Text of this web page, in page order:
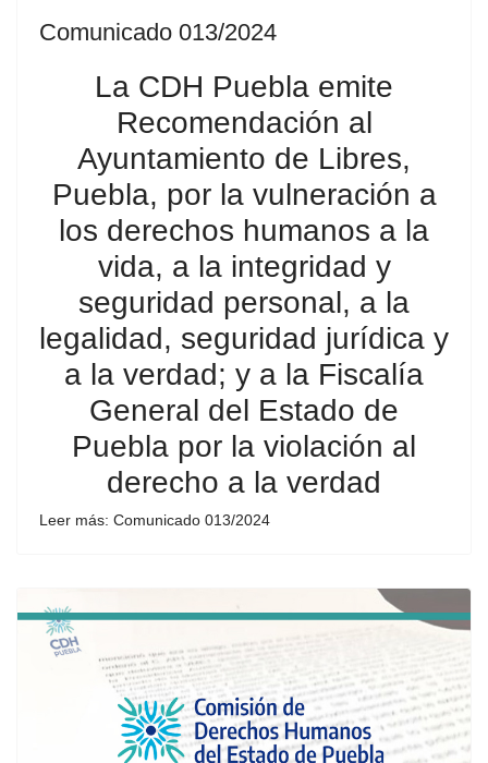
Comunicado 013/2024
La CDH Puebla emite
Recomendación al
Ayuntamiento de Libres,
Puebla, por la vulneración a
los derechos humanos a la
vida, a la integridad y
seguridad personal, a la
legalidad, seguridad jurídica y
a la verdad; y a la Fiscalía
General del Estado de
Puebla por la violación al
derecho a la verdad
Leer más: Comunicado 013/2024